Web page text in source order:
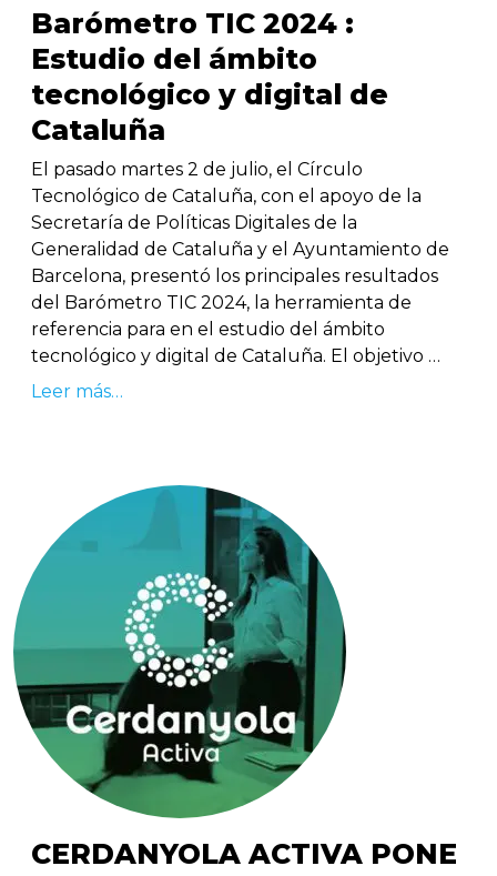
Barómetro TIC 2024 :
Estudio del ámbito
tecnológico y digital de
Cataluña
El pasado martes 2 de julio, el Círculo
Tecnológico de Cataluña, con el apoyo de la
Secretaría de Políticas Digitales de la
Generalidad de Cataluña y el Ayuntamiento de
Barcelona, ​​presentó los principales resultados
del Barómetro TIC 2024, la herramienta de
referencia para en el estudio del ámbito
tecnológico y digital de Cataluña. El objetivo …
Leer más…
CERDANYOLA ACTIVA PONE